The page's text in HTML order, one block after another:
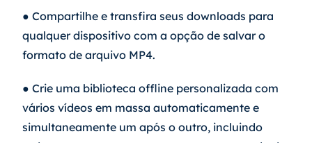
● Compartilhe e transfira seus downloads para
qualquer dispositivo com a opção de salvar o
formato de arquivo MP4.
● Crie uma biblioteca offline personalizada com
vários vídeos em massa automaticamente e
simultaneamente um após o outro, incluindo